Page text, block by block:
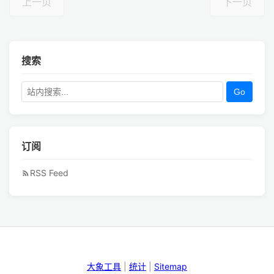
搜索
Go
订阅
RSS Feed
大象工具 统计 Sitemap